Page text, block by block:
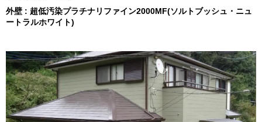
外壁 : 超低汚染プラチナリファイン2000MF(ソルトブッシュ・ニュ
ートラルホワイト)